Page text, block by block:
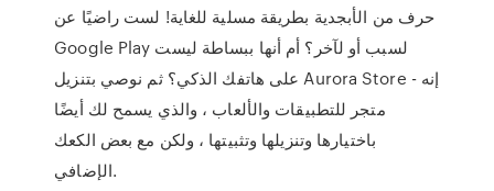
حرف من الأبجدية بطريقة مسلية للغاية! لست راضيًا عن
Google Play لسبب أو لآخر؟ أم أنها ببساطة ليست
على هاتفك الذكي؟ ثم نوصي بتنزيل Aurora Store - إنه
متجر للتطبيقات والألعاب ، والذي يسمح لك أيضًا
باختيارها وتنزيلها وتثبيتها ، ولكن مع بعض الكعك
الإضافي.